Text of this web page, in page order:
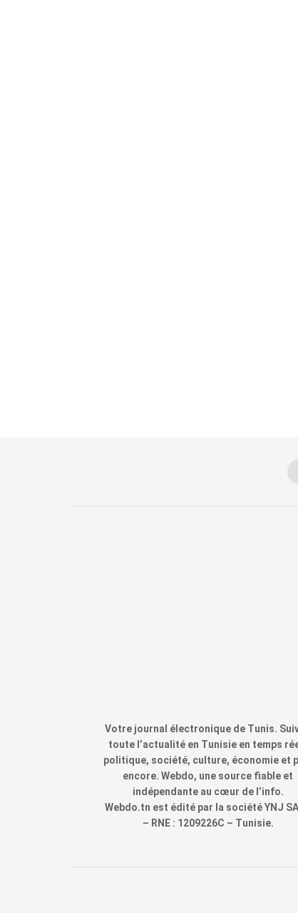
Votre journal électronique de Tunis.
toute l’actualité en Tunisie en temps
politique, société, culture, économie et
encore. Webdo, une source fiable et
indépendante au cœur de l’info.
Webdo.tn est édité par la société YNJ
– RNE : 1209226C – Tunisie.